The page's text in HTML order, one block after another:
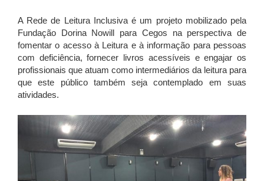
A Rede de Leitura Inclusiva é um projeto mobilizado pela
Fundação Dorina Nowill para Cegos na perspectiva de
fomentar o acesso à Leitura e à informação para pessoas
com deficiência, fornecer livros acessíveis e engajar os
profissionais que atuam como intermediários da leitura para
que este público também seja contemplado em suas
atividades.